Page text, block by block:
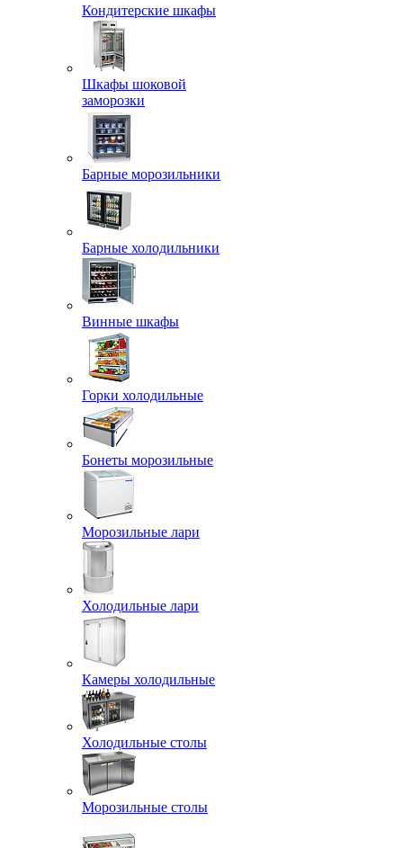
Кондитерские шкафы
Шкафы шоковой
заморозки
Барные морозильники
Барные холодильники
Винные шкафы
Горки холодильные
Бонеты морозильные
Морозильные лари
Холодильные лари
Камеры холодильные
Холодильные столы
Морозильные столы